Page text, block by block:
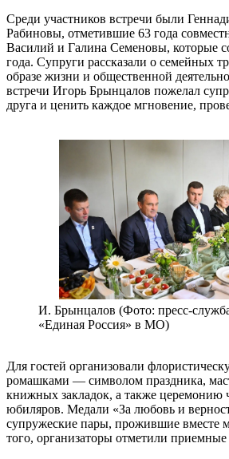
Среди участников встречи были
Рабиновы, отметившие 63 года
Василий и Галина Семеновы, которые
года. Супруги рассказали о семейных
образе жизни и общественной
встречи Игорь Брынцалов пожелал
друга и ценить каждое мгновение,
И. Брынцалов (Фото: пресс-
«Единая Россия» в МО)
Для гостей организовали
ромашками — символом праздника,
книжных закладок, а также церемонию
юбиляров. Медали «За любовь и
супружеские пары, прожившие вместе
того, организаторы отметили